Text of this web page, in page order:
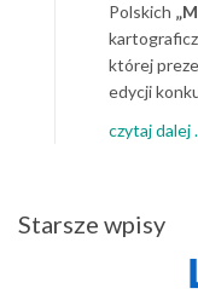
Polskich
której
edycji
czytaj dalej
Nawigacja
Starsze wpisy